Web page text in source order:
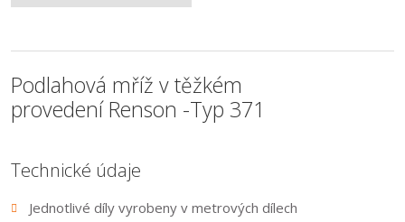
Podlahová mříž v těžkém
provedení Renson -Typ 371
Technické údaje
Jednotlivé díly vyrobeny v metrových dílech